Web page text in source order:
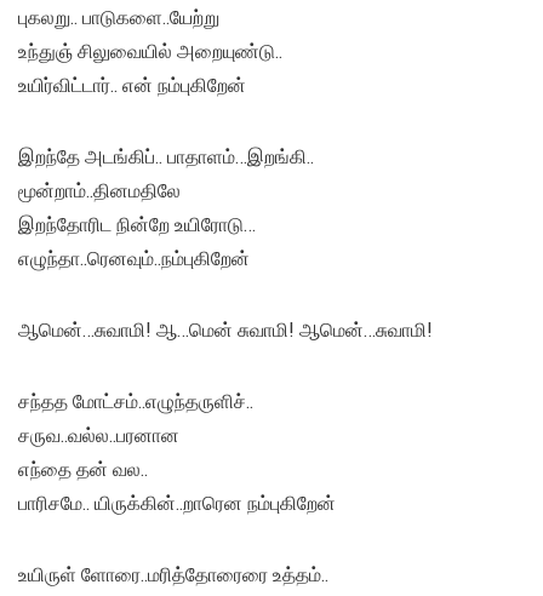
புகலறு.. பாடுகளை..யேற்று
உந்துஞ் சிலுவையில் அறையுண்டு..
உயிர்விட்டார்.. என் நம்புகிறேன்
இறந்தே அடங்கிப்.. பாதாளம்…இறங்கி..
மூன்றாம்..தினமதிலே
இறந்தோரிட நின்றே உயிரோடு…
எழுந்தா..ரெனவும்..நம்புகிறேன்
ஆமென்…சுவாமி! ஆ…மென் சுவாமி! ஆமென்…சுவாமி!
சந்தத மோட்சம்..எழுந்தருளிச்..
சருவ..வல்ல..பரனான
எந்தை தன் வல..
பாரிசமே.. யிருக்கின்..றாரென நம்புகிறேன்
உயிருள் ளோரை..மரித்தோரைரை உத்தம்..